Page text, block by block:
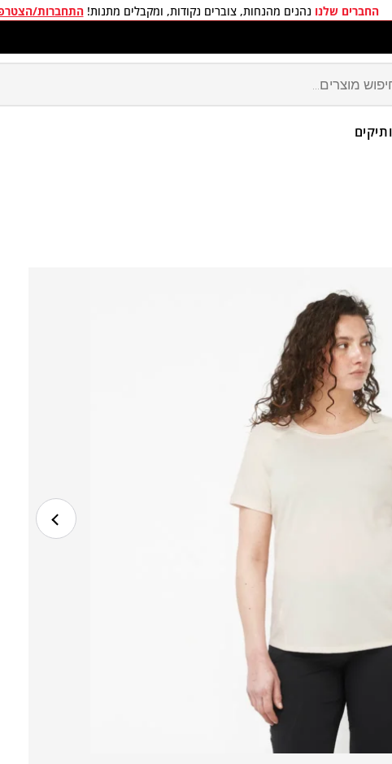
החברים שלנו נהנים מהנחות, צוברים נקודות, ומקבלים מתנות!התחברות/
משלוחים חינם בכל קניה מעל 299 ₪